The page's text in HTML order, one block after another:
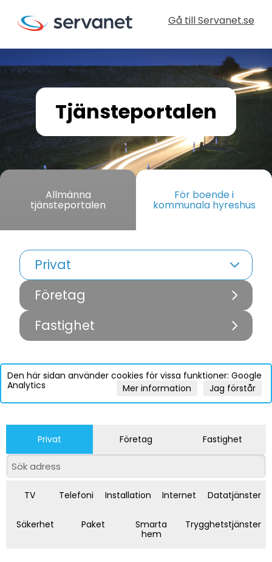
Gå till Servanet.se
Tjänsteportalen
Allmänna
tjänsteportalen
För boende i
kommunala hyreshus
Privat
Företag
Fastighet
Den här sidan använder cookies för vissa funktioner: Google
Analytics
Jag förstår
Mer information
Privat Företag Fastighet
TV Telefoni Installation Internet Datatjänster
Säkerhet Paket
Smarta
hem
Trygghetstjänster